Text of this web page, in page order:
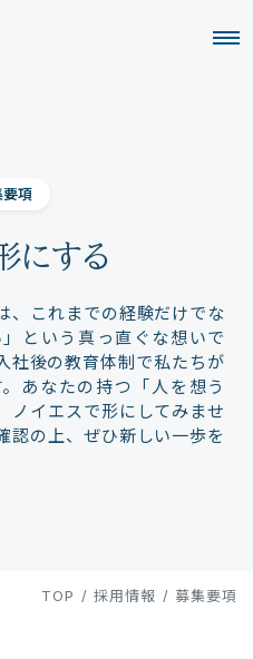
要項
にする
、これまでの経験だけでな
という真っ直ぐな想いで
社後の教育体制で私たちが
あなたの持つ「人を想う
ノイエスで形にしてみませ
認の上、ぜひ新しい一歩を
TOP / 採用情報 / 募集要項